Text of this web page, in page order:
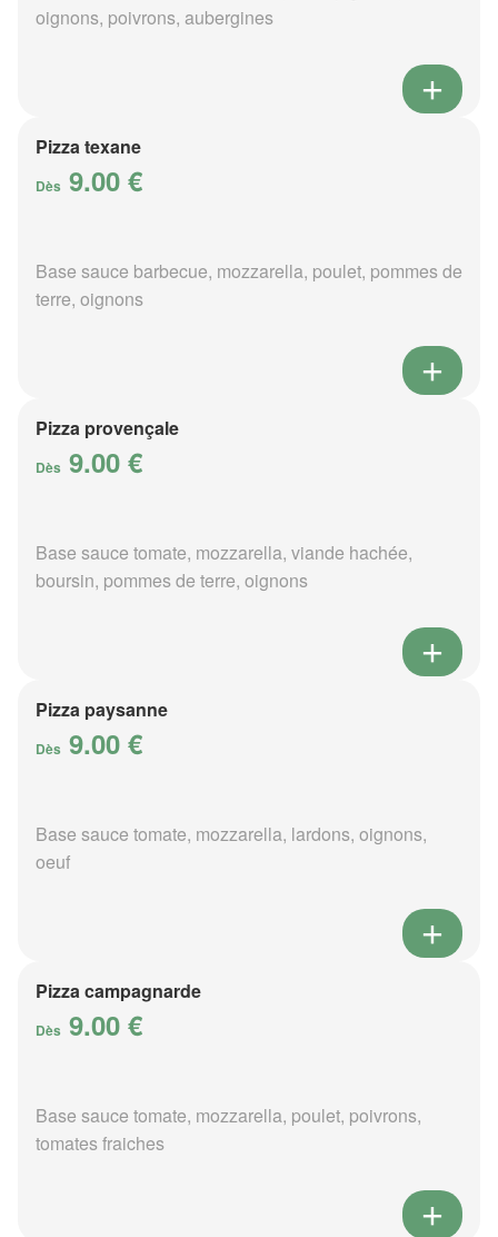
oignons, poivrons, aubergines
Pizza texane
Dès 9.00 €
Base sauce barbecue, mozzarella, poulet, pommes de
terre, oignons
Pizza provençale
Dès 9.00 €
Base sauce tomate, mozzarella, viande hachée,
boursin, pommes de terre, oignons
Pizza paysanne
Dès 9.00 €
Base sauce tomate, mozzarella, lardons, oignons,
oeuf
Pizza campagnarde
Dès 9.00 €
Base sauce tomate, mozzarella, poulet, poivrons,
tomates fraiches